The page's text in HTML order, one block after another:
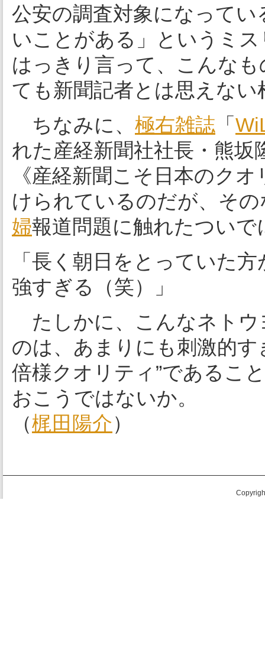
公安の調査対象になって
いことがある」というミ
はっきり言って、こんなも
ても新聞記者とは思えな
ちなみに、 極右雑誌 「
れた産経新聞社社長・熊坂
《産経新聞こそ日本のク
けられているのだが、そ
婦報道問題に触れたつい
「長く朝日をとっていた
強すぎる（笑）」
たしかに、こんなネトウ
のは、あまりにも刺激的
倍様クオリティ”であるこ
おこうではないか。
（梶田陽介）